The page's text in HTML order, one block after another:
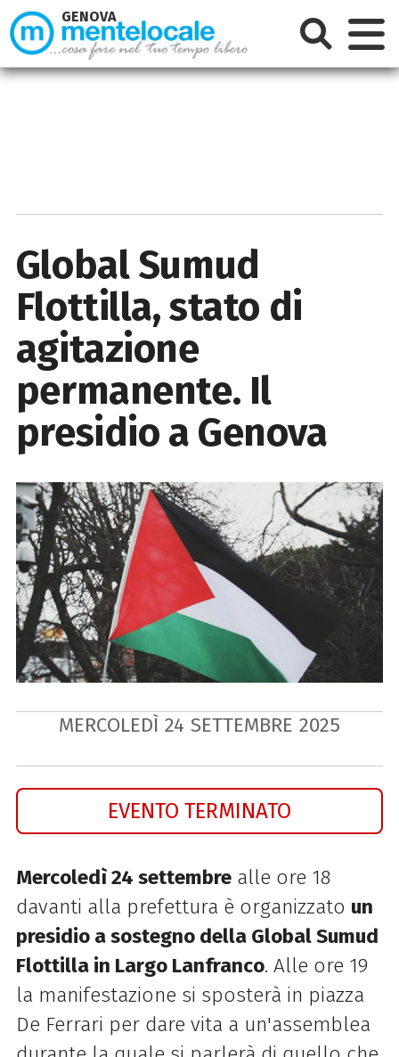
Global Sumud
Flottilla, stato di
agitazione
permanente. Il
presidio a Genova
MERCOLEDÌ 24 SETTEMBRE 2025
EVENTO TERMINATO
Mercoledì 24 settembrealle ore 18
davanti alla prefettura è organizzato un
presidio a sostegno della Global Sumud
Flottilla in Largo Lanfranco. Alle ore 19
la manifestazione si sposterà in piazza
De Ferrari per dare vita a un'assemblea
GENOVA